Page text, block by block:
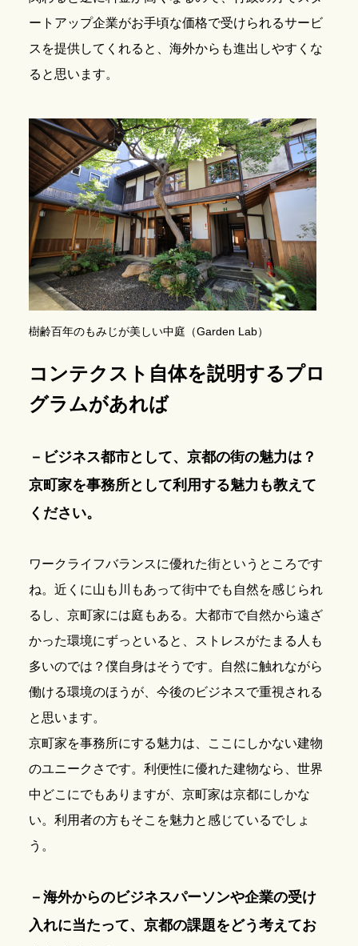
ートアップ企業がお手頃な価格で受けられるサービ
スを提供してくれると、海外からも進出しやすくな
ると思います。
樹齢百年のもみじが美しい中庭（Garden Lab）
コンテクスト自体を説明するプロ
グラムがあれば
－ビジネス都市として、京都の街の魅力は？
京町家を事務所として利用する魅力も教えて
ください。
ワークライフバランスに優れた街というところです
ね。近くに山も川もあって街中でも自然を感じられ
るし、京町家には庭もある。大都市で自然から遠ざ
かった環境にずっといると、ストレスがたまる人も
多いのでは？僕自身はそうです。自然に触れながら
働ける環境のほうが、今後のビジネスで重視される
と思います。
京町家を事務所にする魅力は、ここにしかない建物
のユニークさです。利便性に優れた建物なら、世界
中どこにでもありますが、京町家は京都にしかな
い。利用者の方もそこを魅力と感じているでしょ
う。
－海外からのビジネスパーソンや企業の受け
入れに当たって、京都の課題をどう考えてお